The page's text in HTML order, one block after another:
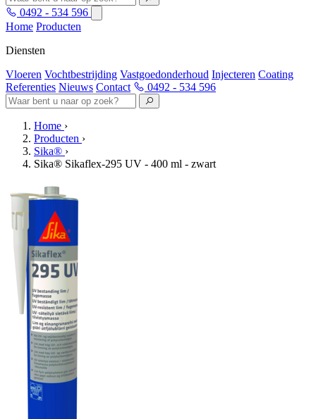
0492 - 534 596
Home Producten
Diensten
Vloeren Vochtbestrijding Vastgoedonderhoud Injecteren Coating
Referenties Nieuws Contact 0492 - 534 596
Home ›
Producten ›
Sika® ›
Sika® Sikaflex-295 UV - 400 ml - zwart